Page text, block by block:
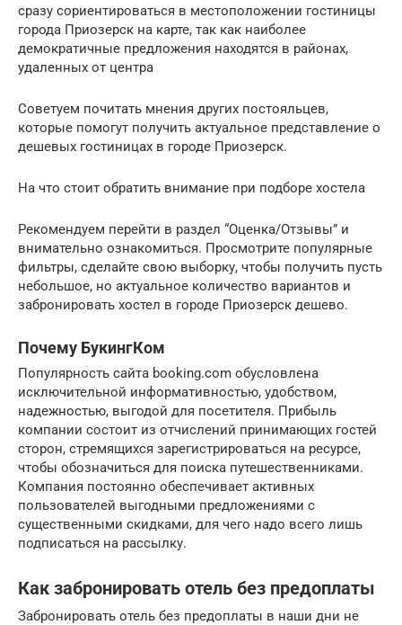
сразу сориентироваться в местоположении гостиницы
города Приозерск на карте, так как наиболее
демократичные предложения находятся в районах,
удаленных от центра
Советуем почитать мнения других постояльцев,
которые помогут получить актуальное представление о
дешевых гостиницах в городе Приозерск.
На что стоит обратить внимание при подборе хостела
Рекомендуем перейти в раздел “Оценка/Отзывы” и
внимательно ознакомиться. Просмотрите популярные
фильтры, сделайте свою выборку, чтобы получить пусть
небольшое, но актуальное количество вариантов и
забронировать хостел в городе Приозерск дешево.
Почему БукингКом
Популярность сайта booking.com обусловлена
исключительной информативностью, удобством,
надежностью, выгодой для посетителя. Прибыль
компании состоит из отчислений принимающих гостей
сторон, стремящихся зарегистрироваться на ресурсе,
чтобы обозначиться для поиска путешественниками.
Компания постоянно обеспечивает активных
пользователей выгодными предложениями с
существенными скидками, для чего надо всего лишь
подписаться на рассылку.
Как забронировать отель без предоплаты
Забронировать отель без предоплаты в наши дни не